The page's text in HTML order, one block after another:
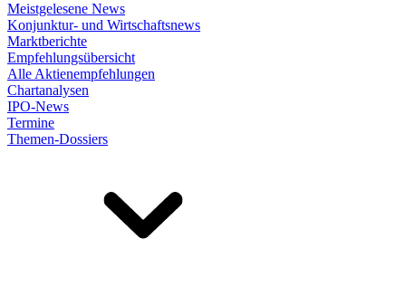
Meistgelesene News
Konjunktur- und Wirtschaftsnews
Marktberichte
Empfehlungsübersicht
Alle Aktienempfehlungen
Chartanalysen
IPO-News
Termine
Themen-Dossiers